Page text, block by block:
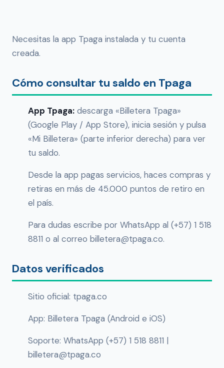
Necesitas la app Tpaga instalada y tu cuenta
creada.
Cómo consultar tu saldo en Tpaga
App Tpaga: descarga «Billetera Tpaga»
(Google Play / App Store), inicia sesión y pulsa
«Mi Billetera» (parte inferior derecha) para ver
tu saldo.
Desde la app pagas servicios, haces compras y
retiras en más de 45.000 puntos de retiro en
el país.
Para dudas escribe por WhatsApp al (+57) 1 518
8811 o al correo billetera@tpaga.co.
Datos verificados
Sitio oficial: tpaga.co
App: Billetera Tpaga (Android e iOS)
Soporte: WhatsApp (+57) 1 518 8811 |
billetera@tpaga.co